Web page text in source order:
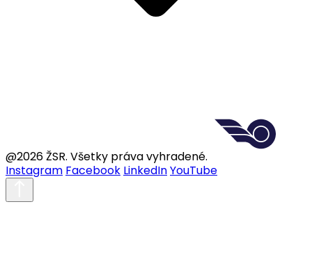
@2026 ŽSR. Všetky práva vyhradené.
Instagram Facebook LinkedInYouTube